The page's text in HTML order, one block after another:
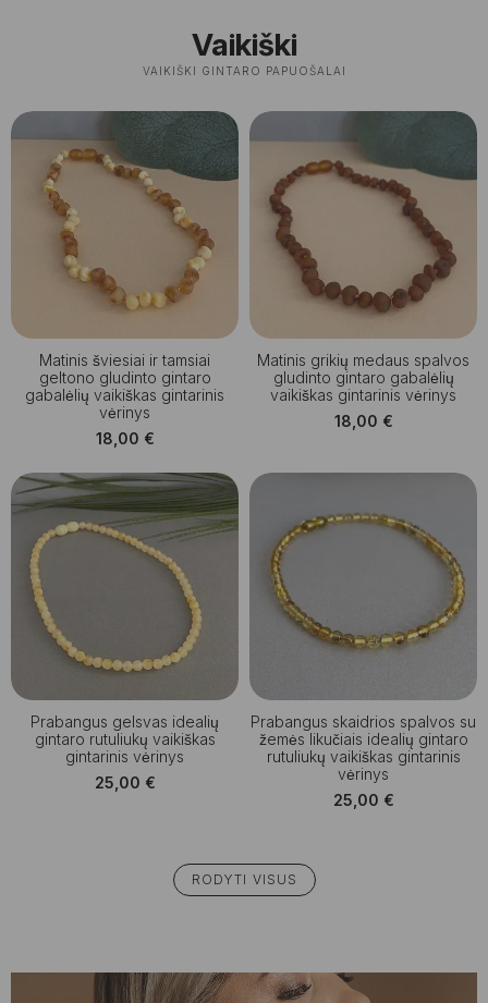
Vaikiški
VAIKIŠKI GINTARO PAPUOŠALAI
Matinis šviesiai ir tamsiai
geltono gludinto gintaro
gabalėlių vaikiškas gintarinis
vėrinys
18,00 €
Matinis grikių medaus spalvos
gludinto gintaro gabalėlių
vaikiškas gintarinis vėrinys
18,00 €
Prabangus gelsvas idealių
gintaro rutuliukų vaikiškas
gintarinis vėrinys
25,00 €
Prabangus skaidrios spalvos su
žemės likučiais idealių gintaro
rutuliukų vaikiškas gintarinis
vėrinys
25,00 €
RODYTI VISUS